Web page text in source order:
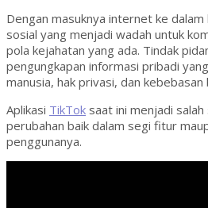
Dengan masuknya internet ke
sosial yang menjadi wadah untuk
pola kejahatan yang ada. Tindak
pengungkapan informasi pribadi
manusia, hak privasi, dan
Aplikasi TikTok saat ini menjadi
perubahan baik dalam segi fitur
penggunanya.